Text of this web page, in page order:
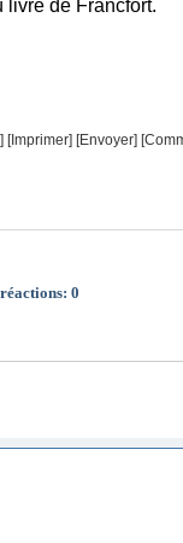
livre de Francfort.
[Imprimer] [Envoyer]
0